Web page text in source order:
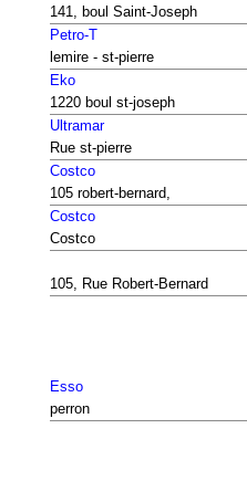
141, boul Saint-Joseph
Petro-T
lemire - st-pierre
Eko
1220 boul st-joseph
Ultramar
Rue st-pierre
Costco
105 robert-bernard,
Costco
Costco
105, Rue Robert-Bernard
Esso
perron